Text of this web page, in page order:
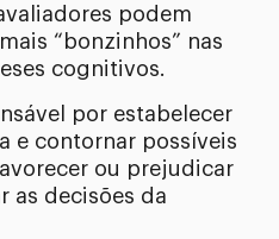
podem
“bonzinhos” nas
cognitivos.
por estabelecer
e contornar possíveis
ou prejudicar
as decisões da